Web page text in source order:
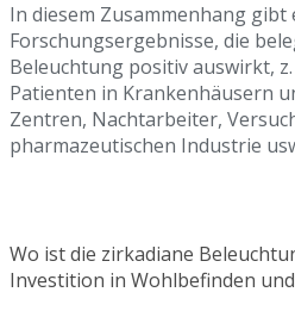
In diesem Zusammenhang gibt
Forschungsergebnisse, die
Beleuchtung positiv auswirkt,
Patienten in Krankenhäusern
Zentren, Nachtarbeiter,
pharmazeutischen Industrie
Wo ist die zirkadiane
Investition in Wohlbefinden